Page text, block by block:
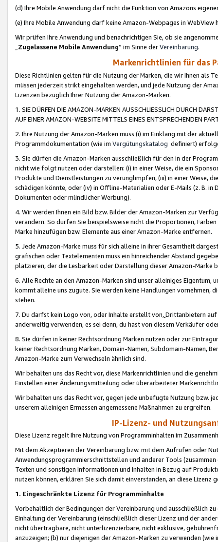
(d) Ihre Mobile Anwendung darf nicht die Funktion von Amazons
(e) Ihre Mobile Anwendung darf keine Amazon-Webpages in WebView
Wir prüfen Ihre Anwendung und benachrichtigen Sie, ob sie
„Zugelassene Mobile Anwendung“ im Sinne derVereinbarung.
Markenrichtlinien für das
Diese Richtlinien gelten für die Nutzung der Marken, die wir Ihnen als
müssen jederzeit strikt eingehalten werden, und jede Nutzung der
Lizenzen bezüglich Ihrer Nutzung der Amazon-Marken.
1. SIE DÜRFEN DIE AMAZON-MARKEN AUSSCHLIESSLICH DURCH
AUF EINER AMAZON-WEBSITE MITTELS EINES ENTSPRECHENDEN
2. Ihre Nutzung der Amazon-Marken muss (i) im Einklang mit der
Programmdokumentation (wie im Vergütungskatalog definiert)
3. Sie dürfen die Amazon-Marken ausschließlich für den in der
nicht wie folgt nutzen oder darstellen: (i) in einer Weise, die ein
Produkte und Dienstleistungen zu verunglimpfen, (iii) in einer Weise,
schädigen könnte, oder (iv) in Offline-Materialien oder E-Mails (z. B. in
Dokumenten oder mündlicher Werbung).
4. Wir werden Ihnen ein Bild bzw. Bilder der Amazon-Marken zur
verändern. So dürfen Sie beispielsweise nicht die Proportionen,
Marke hinzufügen bzw. Elemente aus einer Amazon-Marke entfernen.
5. Jede Amazon-Marke muss für sich alleine in ihrer Gesamtheit
grafischen oder Textelementen muss ein hinreichender Abstand
platzieren, der die Lesbarkeit oder Darstellung dieser Amazon-Marke
6. Alle Rechte an den Amazon-Marken sind unser alleiniges
kommt alleine uns zugute. Sie werden keine Handlungen vornehmen,
stehen.
7. Du darfst kein Logo von, oder Inhalte erstellt von,Drittanbietern auf
anderweitig verwenden, es sei denn, du hast von diesem Verkäufer
8. Sie dürfen in keiner Rechtsordnung Marken nutzen oder zur
keiner Rechtsordnung Marken, Domain-Namen, Subdomain-Namen,
Amazon-Marke zum Verwechseln ähnlich sind.
Wir behalten uns das Recht vor, diese Markenrichtlinien und die
Einstellen einer Änderungsmitteilung oder überarbeiteter
Wir behalten uns das Recht vor, gegen jede unbefugte Nutzung bzw.
unserem alleinigen Ermessen angemessene Maßnahmen zu ergreifen.
IP-Lizenz- und
Diese Lizenz regelt Ihre Nutzung von Programminhalten im
Mit dem Akzeptieren der Vereinbarung bzw. mit dem Aufrufen oder
Anwendungsprogrammierschnittstellen und anderer Tools (zusammen
Texten und sonstigen Informationen und Inhalten in Bezug auf
nutzen können, erklären Sie sich damit einverstanden, an diese Lizenz
1. Eingeschränkte Lizenz für Programminhalte
Vorbehaltlich der Bedingungen der Vereinbarung und ausschließlich
Einhaltung der Vereinbarung (einschließlich dieser Lizenz und der
nicht übertragbare, nicht unterlizenzierbare, nicht exklusive,
anzuzeigen; (b) nur diejenigen der Amazon-Marken zu verwenden